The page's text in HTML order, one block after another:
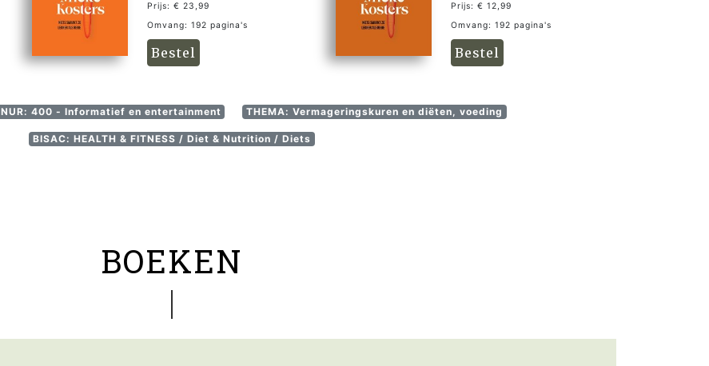
Prijs: € 23,99
Omvang: 192 pagina's
Bestel
Prijs: € 12,99
Omvang: 192 pagina's
Bestel
NUR: 400 - Informatief en entertainment THEMA: Vermageringskuren en diëten, voeding
BISAC: HEALTH & FITNESS / Diet & Nutrition / Diets
BOEKEN